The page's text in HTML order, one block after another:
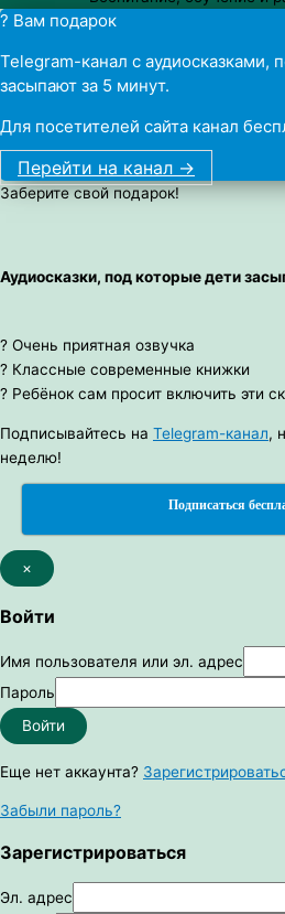
? Вам подарок
Telegram-канал с аудиосказками,
засыпают за 5 минут.
Для посетителей сайта канал
Перейти на канал ->
Заберите свой подарок!
Аудиосказки, под которые дети
? Очень приятная озвучка
? Классные современные книжки
? Ребёнок сам просит включить эти
Подписывайтесь на Telegram-канал,
неделю!
Подписаться
×
Войти
Имя пользователя или эл. адрес
Пароль
Войти
Еще нет аккаунта?
Забыли пароль?
Зарегистрироваться
Эл. адрес